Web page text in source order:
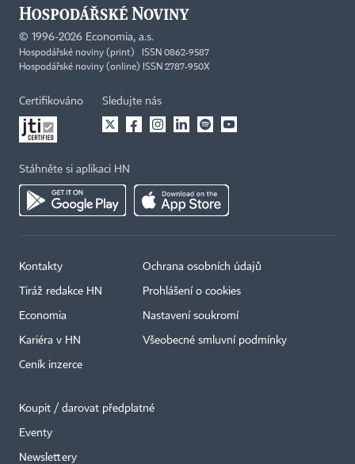
© 1996-2026 Economia, a.s.
Hospodářské noviny (print) ISSN 0862-9587
Hospodářské noviny (online) ISSN 2787-950X
Certifikováno Sledujte nás
Stáhněte si aplikaci HN
Kontakty
Tiráž redakce HN
Economia
Kariéra v HN
Ceník inzerce
Ochrana osobních údajů
Prohlášení o cookies
Nastavení soukromí
Všeobecné smluvní podmínky
Koupit / darovat předplatné
Eventy
Newslettery